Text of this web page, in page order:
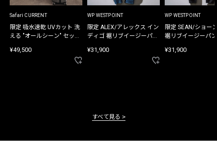
Safari CURRENT
限定 吸水速乾 UVカット 洗
える "オールシーン" セット
¥49,500
WP WESTPOINT
限定 ALEX/アレックス イン
ディゴ 裾リブイージーパン
¥31,900
WP WESTPOINT
限定 SEAN/ショー
裾リブイージーパ
¥31,900
すべて見る